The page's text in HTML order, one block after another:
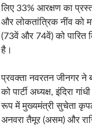
लिए 33% आरक्षण का
और लोकतांत्रिक नींव को
(73वें और 74वें) को पारित
है।
प्रवक्ता नवरतन जीनगर ने
को पार्टी अध्यक्ष, इंदिरा
रूप में मुख्यमंत्री सुचेता
अनवरा तैमूर (असम) और